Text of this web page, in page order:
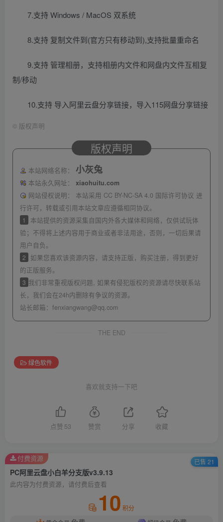
7.支持 Windows / MacOS 双系统
8.支持 复制文件到(官方只有移动到),支持批量重命名
9.支持 管理相册，支持相册内文件和网盘内文件互相复
制/移动
10.支持 导入阿里云盘分享链接，导入115网盘分享链接
© 版权声明
版权声明
本站网络名称： 小灰兔
本站永久网址：
xiaohuitu.com
网站侵权说明：
本站采用 CC BY-NC-SA 4.0 国际许可协议 进
行许可，转载或引用本站文章应遵循相同协议。
1
本站提供的资源采集自国内外各大媒体和网络，仅供试玩体
验；不得将上述内容用于商业或者非法用途，否则，一切后果请
用户自负。
2
如果您喜欢该资源内容，请支持正版，购买注册，得到更好
的正版服务。
3 我们非常重视版权问题, 如果有侵犯版权的资源请尽快联系站
长，我们会在24h内删除有争议的资源。
站长邮箱： fenxiangwang@qq.com
THE END
绿色软件
喜欢就支持一下吧
点赞 53 赞赏 分享 收藏
PC阿里云盘小白羊分支版v3.9.13
此内容为付费资源，请付费后查看
10 积分
付费资源 已售 21